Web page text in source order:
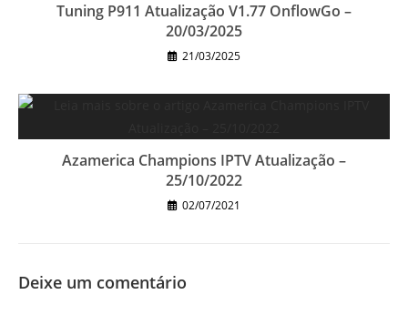
Tuning P911 Atualização V1.77 OnflowGo –
20/03/2025
21/03/2025
Azamerica Champions IPTV Atualização –
25/10/2022
02/07/2021
Deixe um comentário